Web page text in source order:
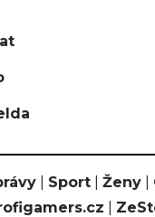
Sport Ženy